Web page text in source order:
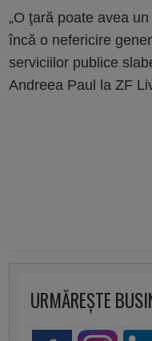
„O ţară poate avea
încă o nefericire
serviciilor publice
Andreea Paul la ZF
URMĂREȘTE